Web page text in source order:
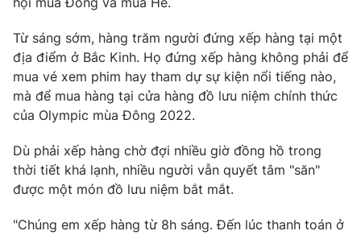
Hậu trường
Nhân vật
Khán giả
Giải trí
Điện ảnh
Âm nhạc
Sao
Đời sống
Du lịch
Làm đẹp
Chất lượng cuộc sống
Giáo dục
Học trực tuyến
Công nghệ
Hitech Công nghệ tương lai
Sản phẩm
Giao lưu trực tuyến
Từ sáng sớm, hàng trăm người đứng xếp hàng tại một
địa điểm ở Bắc Kinh. Họ đứng xếp hàng không phải để
mua vé xem phim hay tham dự sự kiện nổi tiếng nào,
mà để mua hàng tại cửa hàng đồ lưu niệm chính thức
của Olympic mùa Đông 2022.
Dù phải xếp hàng chờ đợi nhiều giờ đồng hồ trong
thời tiết khá lạnh, nhiều người vẫn quyết tâm "săn"
được một món đồ lưu niệm bắt mắt.
"Chúng em xếp hàng từ 8h sáng. Đến lúc thanh toán ở